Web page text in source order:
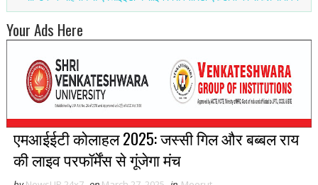
Your Ads Here
एमआईईटी कोलाहल 2025: जस्सी गिल और बब्बल राय
की लाइव परफॉर्मेंस से गूंजेगा मंच